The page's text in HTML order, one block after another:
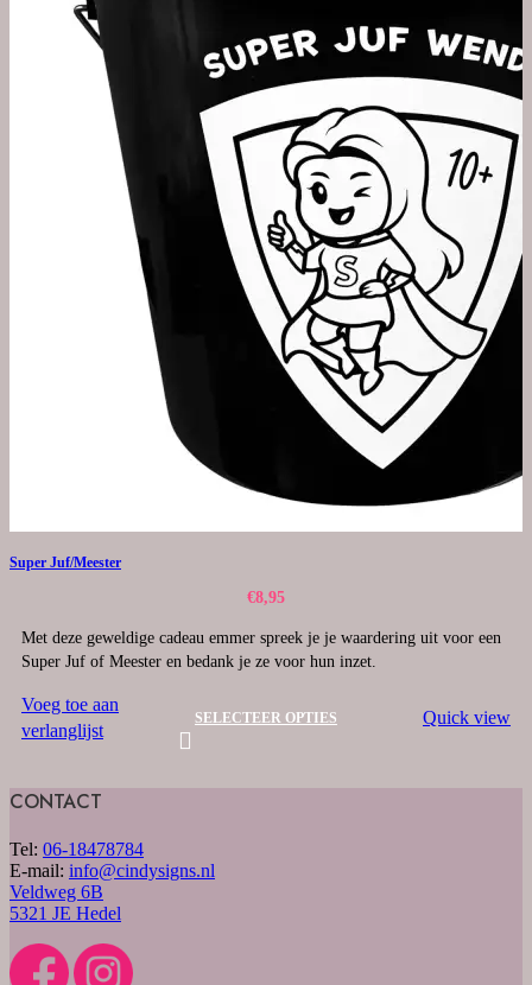
Super Juf/Meester
€8,95
Met deze geweldige cadeau emmer spreek je je waardering uit voor een
Super Juf of Meester en bedank je ze voor hun inzet.
Voeg toe aan
verlanglijst
SELECTEER OPTIES Quick view
CONTACT
Tel: 06-18478784
E-mail: info@cindysigns.nl
Veldweg 6B
5321 JE Hedel